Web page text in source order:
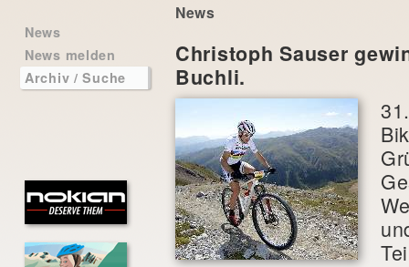
News
News melden
Archiv / Suche
News
Christoph Sauser
Buchli.